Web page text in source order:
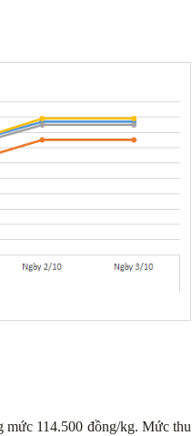
mức 114.500 đồng/kg. Mức thu